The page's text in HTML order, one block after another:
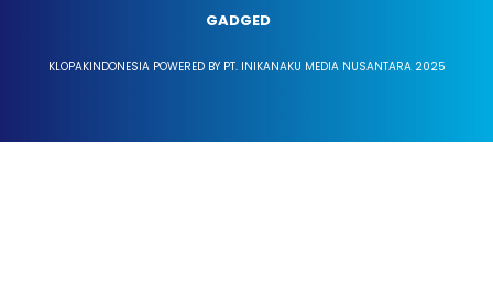
GADGED
KLOPAKINDONESIA POWERED BY PT. INIKANAKU MEDIA NUSANTARA 2025